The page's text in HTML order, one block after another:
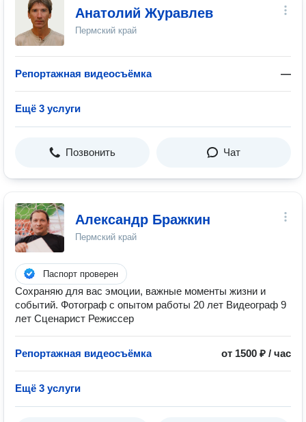
Анатолий Журавлев
Пермский край
Репортажная видеосъёмка —
Ещё 3 услуги
Позвонить Чат
Александр Бражкин
Пермский край
Паспорт проверен
Сохраняю для вас эмоции, важные моменты жизни и
событий. Фотограф с опытом работы 20 лет Видеограф 9
лет Сценарист Режиссер
Репортажная видеосъёмка от 1500 ₽ / час
Ещё 3 услуги